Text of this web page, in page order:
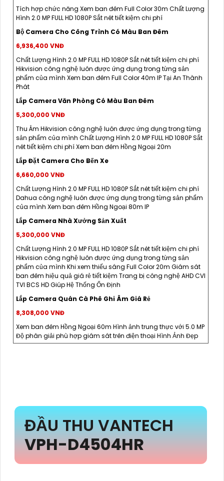
Tích hợp chức năng Xem ban đêm Full Color 30m Chất Lượng
Hình 2.0 MP FULL HD 1080P Sắt nét tiết kiệm chi phí
Bộ Camera Cho Công Trình Có Màu Ban Đêm
6,936,400 VNĐ
Chất Lượng Hình 2.0 MP FULL HD 1080P Sắt nét tiết kiệm chi phí
Hikvision công nghệ luôn được ứng dụng trong từng sản
phẩm của mình Xem ban đêm Full Color 40m IP Tại An Thành
Phát
Lắp Camera Văn Phòng Có Màu Ban Đêm
5,300,000 VNĐ
Thu Âm Hikvision công nghệ luôn được ứng dụng trong từng
sản phẩm của mình Chất Lượng Hình 2.0 MP FULL HD 1080P Sắt
nét tiết kiệm chi phí Xem ban đêm Hồng Ngoại 20m
Lắp Đặt Camera Cho Bến Xe
6,660,000 VNĐ
Chất Lượng Hình 2.0 MP FULL HD 1080P Sắt nét tiết kiệm chi phí
Dahua công nghệ luôn được ứng dụng trong từng sản phẩm
của mình Xem ban đêm Hồng Ngoại 80m IP
Lắp Camera Nhà Xưởng Sản Xuất
5,300,000 VNĐ
Chất Lượng Hình 2.0 MP FULL HD 1080P Sắt nét tiết kiệm chi phí
Hikvision công nghệ luôn được ứng dụng trong từng sản
phẩm của mình Khi xem thiếu sáng Full Color 20m Giám sát
ban đêm hiệu quả giá rẻ tiết kiệm Trang bị công nghệ AHD CVI
TVI BCS HD Giúp Hệ Thống Ổn Định
Lắp Camera Quán Cà Phê Ghi Âm Giá Rẻ
8,308,000 VNĐ
Xem ban đêm Hồng Ngoại 60m Hình ảnh trung thực với 5.0 MP
Độ phân giải phù hợp giám sát trên điện thoại Hình Ảnh Đẹp
ĐẦU THU VANTECH
VPH-D4504HR